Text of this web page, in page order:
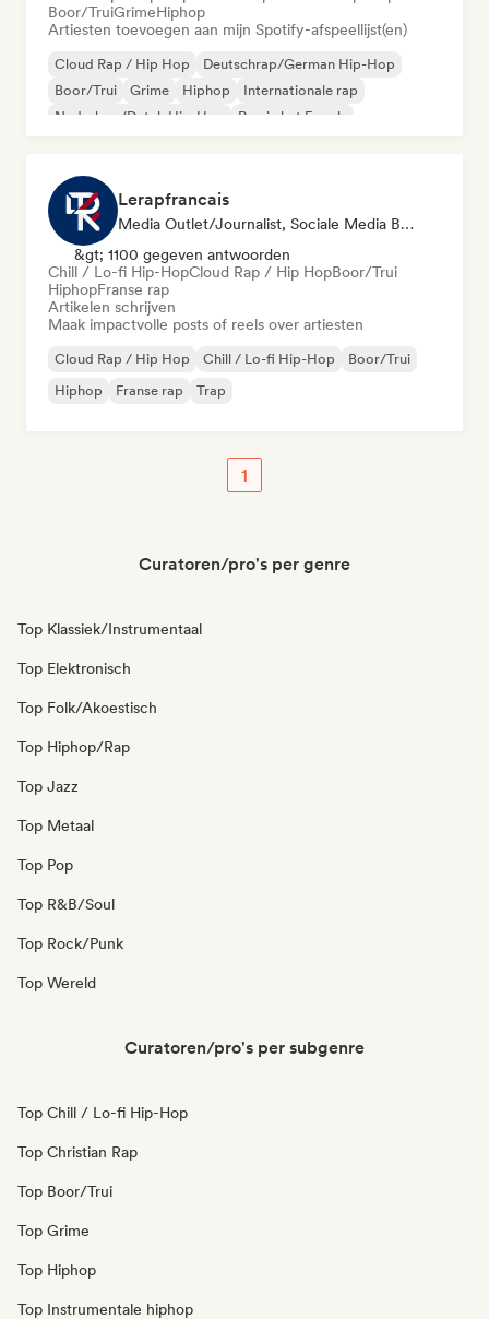
Boor/TruiGrimeHiphop
Artiesten toevoegen aan mijn Spotify-afspeellijst(en)
Cloud Rap / Hip Hop
Deutschrap/German Hip-Hop
Boor/Trui
Grime Hiphop
Internationale rap
Nederhop/Dutch Hip-Hop
Rap in het Engels
Lerapfrancais
Media Outlet/Journalist, Sociale Media Beïnvloeder
&gt; 1100 gegeven antwoorden
Chill / Lo-fi Hip-HopCloud Rap / Hip HopBoor/Trui
HiphopFranse rap
Artikelen schrijven
Maak impactvolle posts of reels over artiesten
Cloud Rap / Hip Hop Chill / Lo-fi Hip-Hop
Boor/Trui
Hiphop
Franse rap Trap
1
Curatoren/pro's per genre
Top Klassiek/Instrumentaal
Top Elektronisch
Top Folk/Akoestisch
Top Hiphop/Rap
Top Jazz
Top Metaal
Top Pop
Top R&B/Soul
Top Rock/Punk
Top Wereld
Curatoren/pro's per subgenre
Top Chill / Lo-fi Hip-Hop
Top Christian Rap
Top Boor/Trui
Top Grime
Top Hiphop
Top Instrumentale hiphop